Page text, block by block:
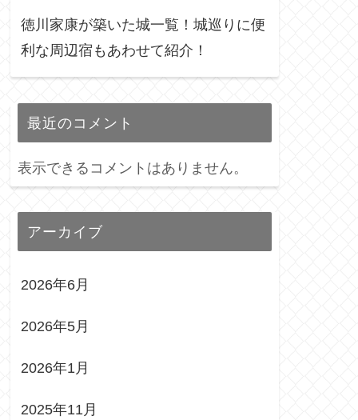
徳川家康が築いた城一覧！城巡りに便
利な周辺宿もあわせて紹介！
最近のコメント
表示できるコメントはありません。
アーカイブ
2026年6月
2026年5月
2026年1月
2025年11月